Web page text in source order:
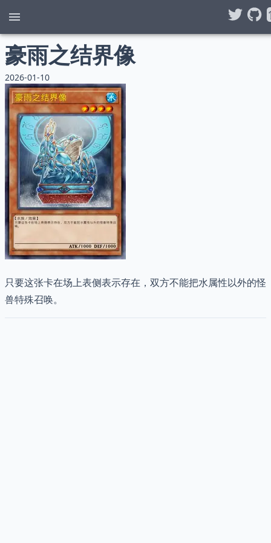
豪雨之结界像
2026-01-10
只要这张卡在场上表侧表示存在，双方不能把水属性以外的怪
兽特殊召唤。